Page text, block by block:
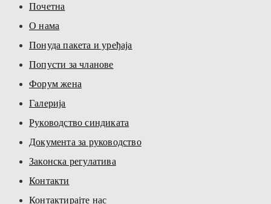
Почетна
О нама
Понуда пакета и уређаја
Попусти за чланове
Форум жена
Галерија
Руководство синдиката
Документа за руководство
Законска регулатива
Контакти
Контактирајте нас